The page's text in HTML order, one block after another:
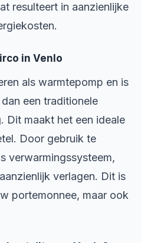
resulteert in aanzienlijke
in Venlo
als warmtepomp en is
een traditionele
Dit maakt het een ideale
Door gebruik te
verwarmingssysteem,
verlagen. Dit is
portemonnee, maar ook